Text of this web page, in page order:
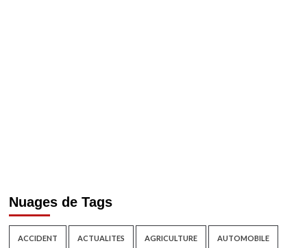
Nuages de Tags
ACCIDENT ACTUALITES AGRICULTURE AUTOMOBILE